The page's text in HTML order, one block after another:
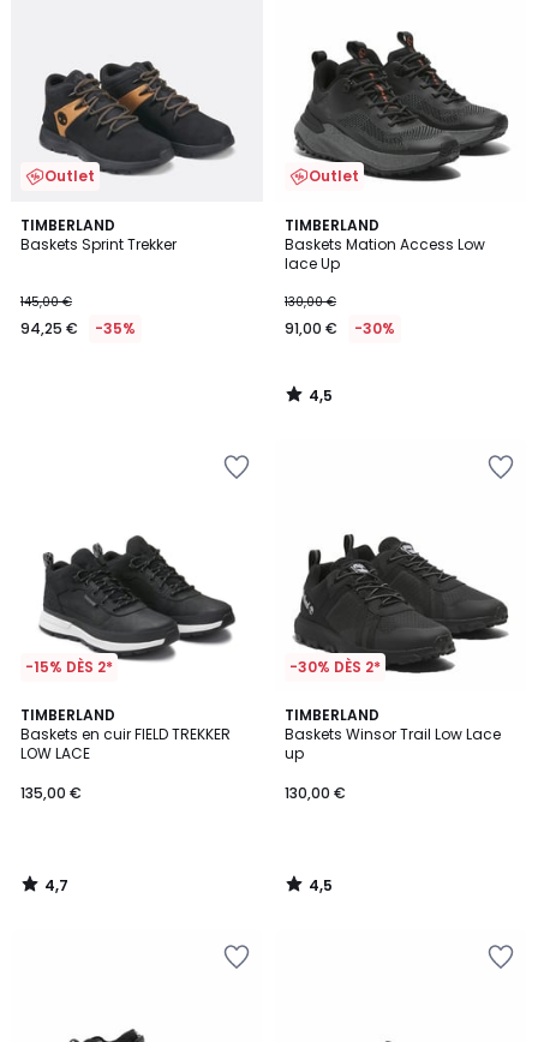
Outlet
TIMBERLAND
Baskets Sprint Trekker
145,00 €
94,25 € -35%
Outlet
TIMBERLAND
Baskets Mation Access Low
lace Up
130,00 €
91,00 € -30%
4,5
/ 5
4,5
/
-15% DÈS 2*
TIMBERLAND
Baskets en cuir FIELD TREKKER
LOW LACE
135,00 €
4,7
/ 5
4,7
/
-30% DÈS 2*
TIMBERLAND
Baskets Winsor Trail Low Lace
up
130,00 €
4,5
/ 5
4,5
/